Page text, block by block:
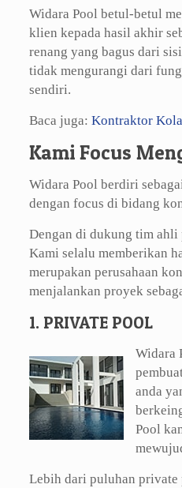
Widara Pool betul-betul
klien kepada hasil akhir
renang yang bagus dari
tidak mengurangi dari
sendiri.
Baca juga: Kontraktor
Kami Focus
Widara Pool berdiri
dengan focus di bidang
Dengan di dukung tim
Kami selalu memberikan
merupakan perusahaan
menjalankan proyek
1. PRIVATE POOL
Widara
anda
Pool
Lebih dari puluhan